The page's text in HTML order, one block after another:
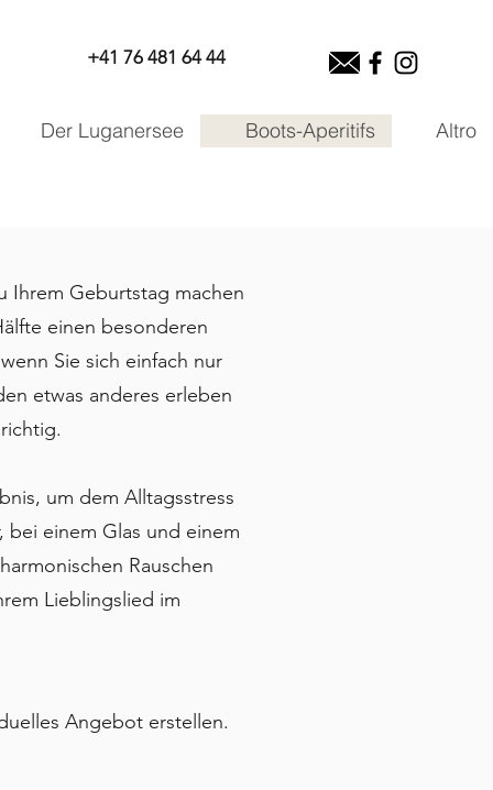
+41 76 481 64 44
Der Luganersee Boots-Aperitifs Altro
Ihrem Geburtstag machen
einen besonderen
Sie sich einfach nur
etwas anderes erleben
um dem Alltagsstress
einem Glas und einem
Rauschen
Lieblingslied im
Angebot erstellen.